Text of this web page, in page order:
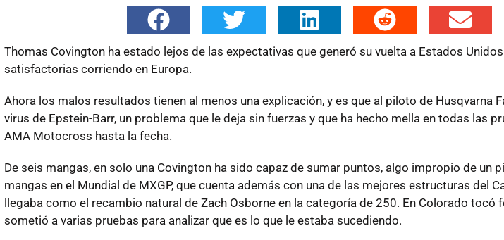
Thomas Covington ha estado lejos de las expectativas que generó su vuelta a Estados
satisfactorias corriendo en Europa.
Ahora los malos resultados tienen al menos una explicación, y es que al piloto de Husqvarna
virus de Epstein-Barr, un problema que le deja sin fuerzas y que ha hecho mella en todas las
AMA Motocross hasta la fecha.
De seis mangas, en solo una Covington ha sido capaz de sumar puntos, algo impropio de un
mangas en el Mundial de MXGP, que cuenta además con una de las mejores estructuras del
llegaba como el recambio natural de Zach Osborne en la categoría de 250. En Colorado tocó
sometió a varias pruebas para analizar que es lo que le estaba sucediendo.